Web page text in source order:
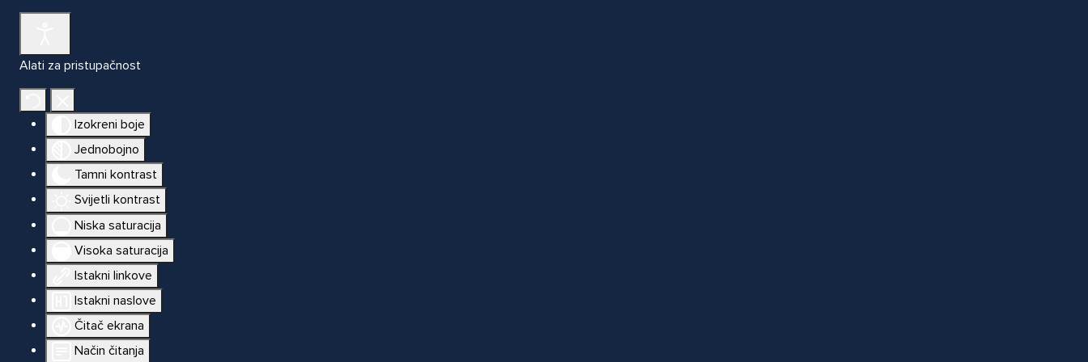
Alati za pristupačnost
Izokreni boje
Jednobojno
Tamni kontrast
Svijetli kontrast
Niska saturacija
Visoka saturacija
Istakni linkove
Istakni naslove
Čitač ekrana
Način čitanja